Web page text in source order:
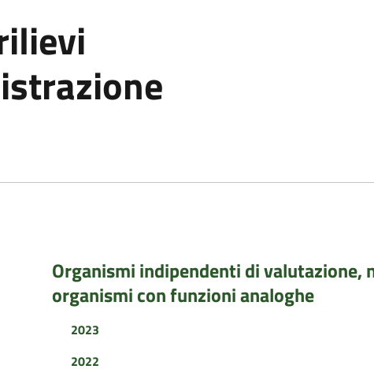
Organismi indipendenti di valutazione,
organismi con funzioni analoghe
2023
2022